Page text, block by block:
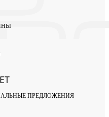
ПРЕДЛОЖЕНИЯ